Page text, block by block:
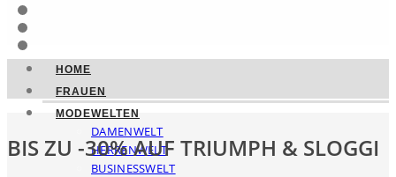
HOME
FRAUEN
MODEWELTEN
DAMENWELT
HERRENWELT
BUSINESSWELT
BIS ZU -30% AUF TRIUMPH & SLOGGI